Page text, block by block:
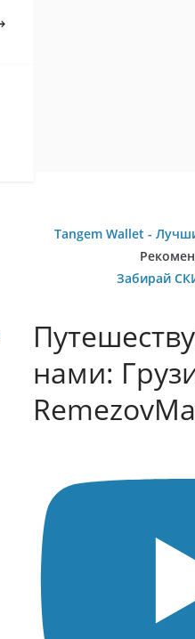
Tangem Wallet -
Забирай
нами: